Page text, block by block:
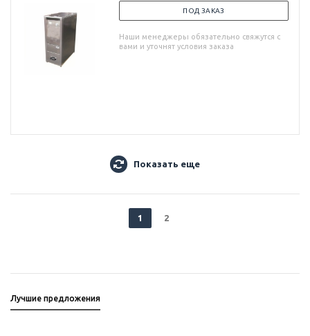
ПОД ЗАКАЗ
Наши менеджеры обязательно свяжутся с
вами и уточнят условия заказа
Показать еще
1 2
Лучшие предложения